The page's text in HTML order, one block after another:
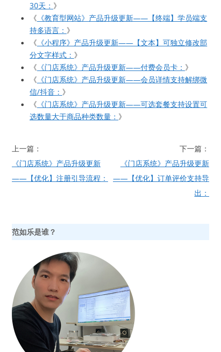
30天： 》
《 《教育型网站》产品升级更新——【终端】学员端支
持多语言： 》
《 《小程序》产品升级更新——【文本】可独立修改部
分文字样式： 》
《 《门店系统》产品升级更新——付费会员卡： 》
《 《门店系统》产品升级更新——会员详情支持解绑微
信/抖音： 》
《 《门店系统》产品升级更新——可选套餐支持设置可
选数量大于商品种类数量： 》
文
章
导
上一篇：
《门店系统》产品升级更新
——【优化】注册引导流程：
下一篇：
《门店系统》产品升级更新
——【优化】订单评价支持导
出：
范如乐是谁？